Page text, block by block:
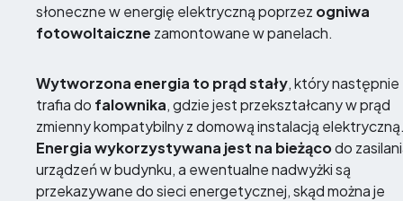
słoneczne w energię elektryczną poprzez ogniwa
fotowoltaiczne zamontowane w panelach.
Wytworzona energia to prąd stały, który następnie
trafia do falownika, gdzie jest przekształcany w prąd
zmienny kompatybilny z domową instalacją
Energia wykorzystywana jest na bieżącodo
urządzeń w budynku, a ewentualne nadwyżki są
przekazywane do sieci energetycznej, skąd można je